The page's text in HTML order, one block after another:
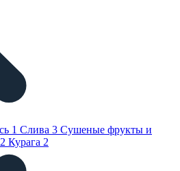
1 Слива 3 Сушеные фрукты и
2 Курага 2